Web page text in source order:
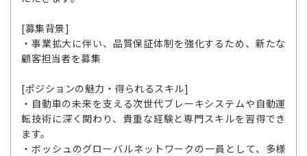
[募集背景]
・事業拡大に伴い、品質保証体制を強化するため、新たな
顧客担当者を募集
[ポジションの魅力・得られるスキル]
・自動車の未来を支える次世代ブレーキシステムや自動運
転技術に深く関わり、貴重な経験と専門スキルを習得でき
ます。
・ボッシュのグローバルネットワークの一員として、多様